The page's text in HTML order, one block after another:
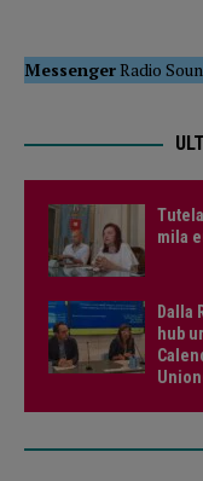
MessengerRadio
mila
Dalla
hub